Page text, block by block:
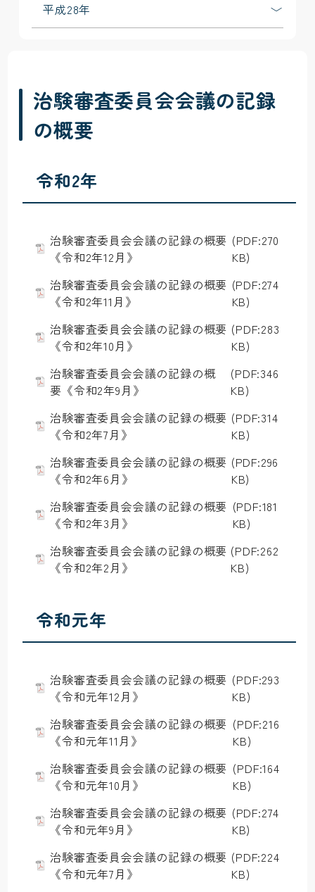
平成28年
治験審査委員会会議の記録
の概要
令和2年
治験審査委員会会議の記録の概要
《令和2年12月》
(PDF:270
KB)
治験審査委員会会議の記録の概要
《令和2年11月》
(PDF:274
KB)
治験審査委員会会議の記録の概要
《令和2年10月》
(PDF:283
KB)
治験審査委員会会議の記録の概
要《令和2年9月》
(PDF:346
KB)
治験審査委員会会議の記録の概要
《令和2年7月》
(PDF:314
KB)
治験審査委員会会議の記録の概要
《令和2年6月》
(PDF:296
KB)
治験審査委員会会議の記録の概要
《令和2年3月》
(PDF:181
KB)
治験審査委員会会議の記録の概要
《令和2年2月》
(PDF:262
KB)
令和元年
治験審査委員会会議の記録の概要
《令和元年12月》
(PDF:293
KB)
治験審査委員会会議の記録の概要
《令和元年11月》
(PDF:216
KB)
治験審査委員会会議の記録の概要
《令和元年10月》
(PDF:164
KB)
治験審査委員会会議の記録の概要
《令和元年9月》
(PDF:274
KB)
治験審査委員会会議の記録の概要
《令和元年7月》
(PDF:224
KB)